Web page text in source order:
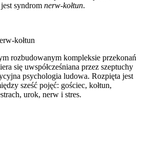
syndrom nerw-kołtun.
kołtun
rozbudowanym kompleksie przekonań
się uwspółcześniana przez szeptuchy
psychologia ludowa. Rozpięta jest
sześć pojęć: gościec, kołtun,
urok, nerw i stres.